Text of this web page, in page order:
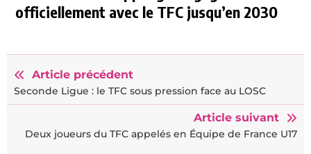
officiellement avec le TFC jusqu’en 2030
Article précédent
Seconde Ligue : le TFC sous pression face au LOSC
Article suivant
Deux joueurs du TFC appelés en Équipe de France U17